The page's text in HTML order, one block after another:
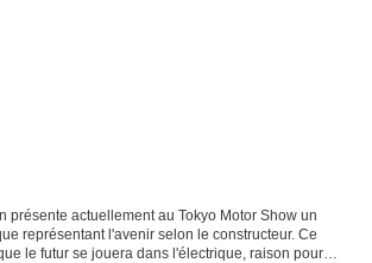
présente actuellement au Tokyo Motor Show un
représentant l'avenir selon le constructeur. Ce
le futur se jouera dans l'électrique, raison pour